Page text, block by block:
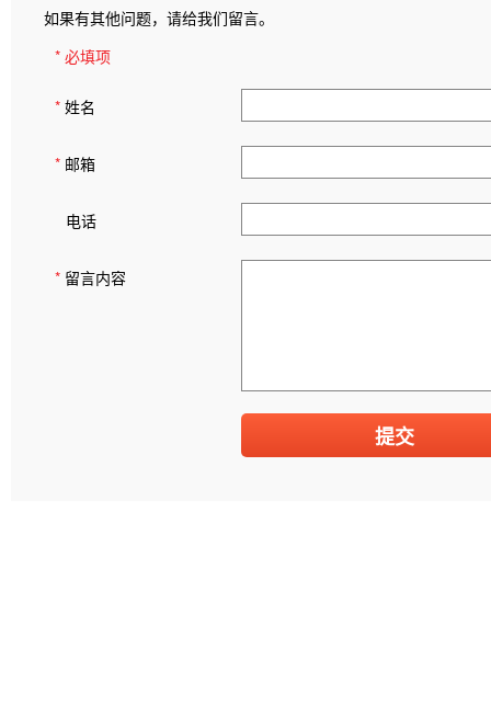
如果有其他问题，请给我们留言。
* 必填项
* 姓名
* 邮箱
电话
* 留言内容